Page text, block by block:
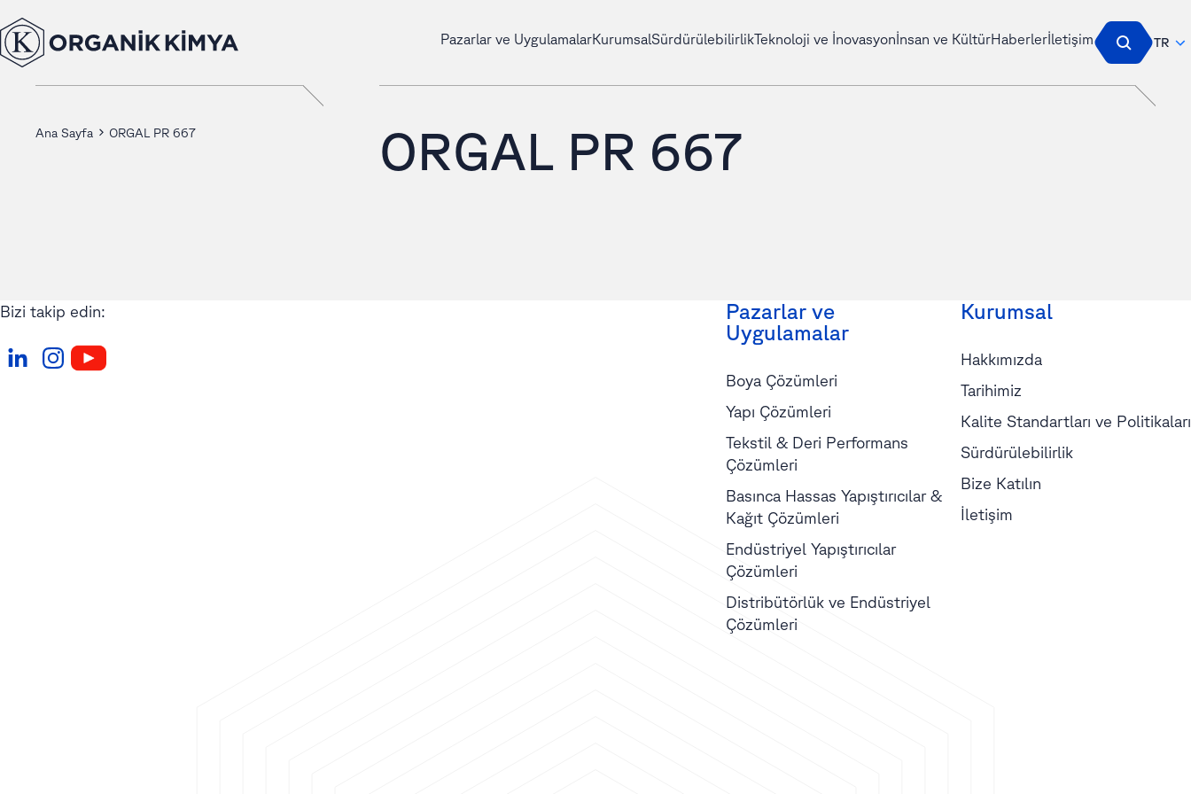
Pazarlar ve UygulamalarKurumsalSürdürülebilirlikTeknoloji ve İnovasyonİnsan ve KültürHaberlerİletişim TR
Ana Sayfa ORGAL PR 667 ORGAL PR 667
Bizi takip edin:
Pazarlar ve
Uygulamalar
Boya Çözümleri
Yapı Çözümleri
Tekstil & Deri Performans
Çözümleri
Basınca Hassas Yapıştırıcılar &
Kağıt Çözümleri
Endüstriyel Yapıştırıcılar
Çözümleri
Distribütörlük ve Endüstriyel
Çözümleri
Kurumsal
Hakkımızda
Tarihimiz
Kalite Standartları ve Politikaları
Sürdürülebilirlik
Bize Katılın
İletişim